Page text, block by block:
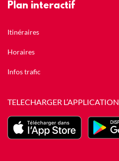
Plan interactif
Itinéraires
Horaires
Infos trafic
TELECHARGER L’APPLICATION